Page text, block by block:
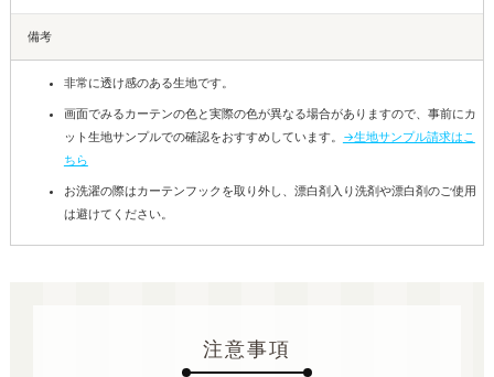
備考
非常に透け感のある生地です。
画面でみるカーテンの色と実際の色が異なる場合がありますので、事前にカ
ット生地サンプルでの確認をおすすめしています。 →生地サンプル請求はこ
ちら
お洗濯の際はカーテンフックを取り外し、漂白剤入り洗剤や漂白剤のご使用
は避けてください。
注意事項